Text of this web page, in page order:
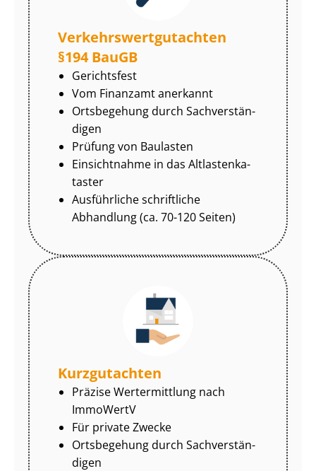
Ver­kehrs­wert­gut­ach­ten
§194 BauGB
Gerichtsfest
Vom Finanzamt anerkannt
Ortsbegehung durch Sach­ver­stän­
di­gen
Prüfung von Baulasten
Einsichtnahme in das Alt­las­ten­ka­
tas­ter
Ausführliche schriftliche
Abhandlung (ca. 70-120 Seiten)
Kurzgutachten
Präzise Wertermittlung nach
ImmoWertV
Für private Zwecke
Ortsbegehung durch Sach­ver­stän­
di­gen